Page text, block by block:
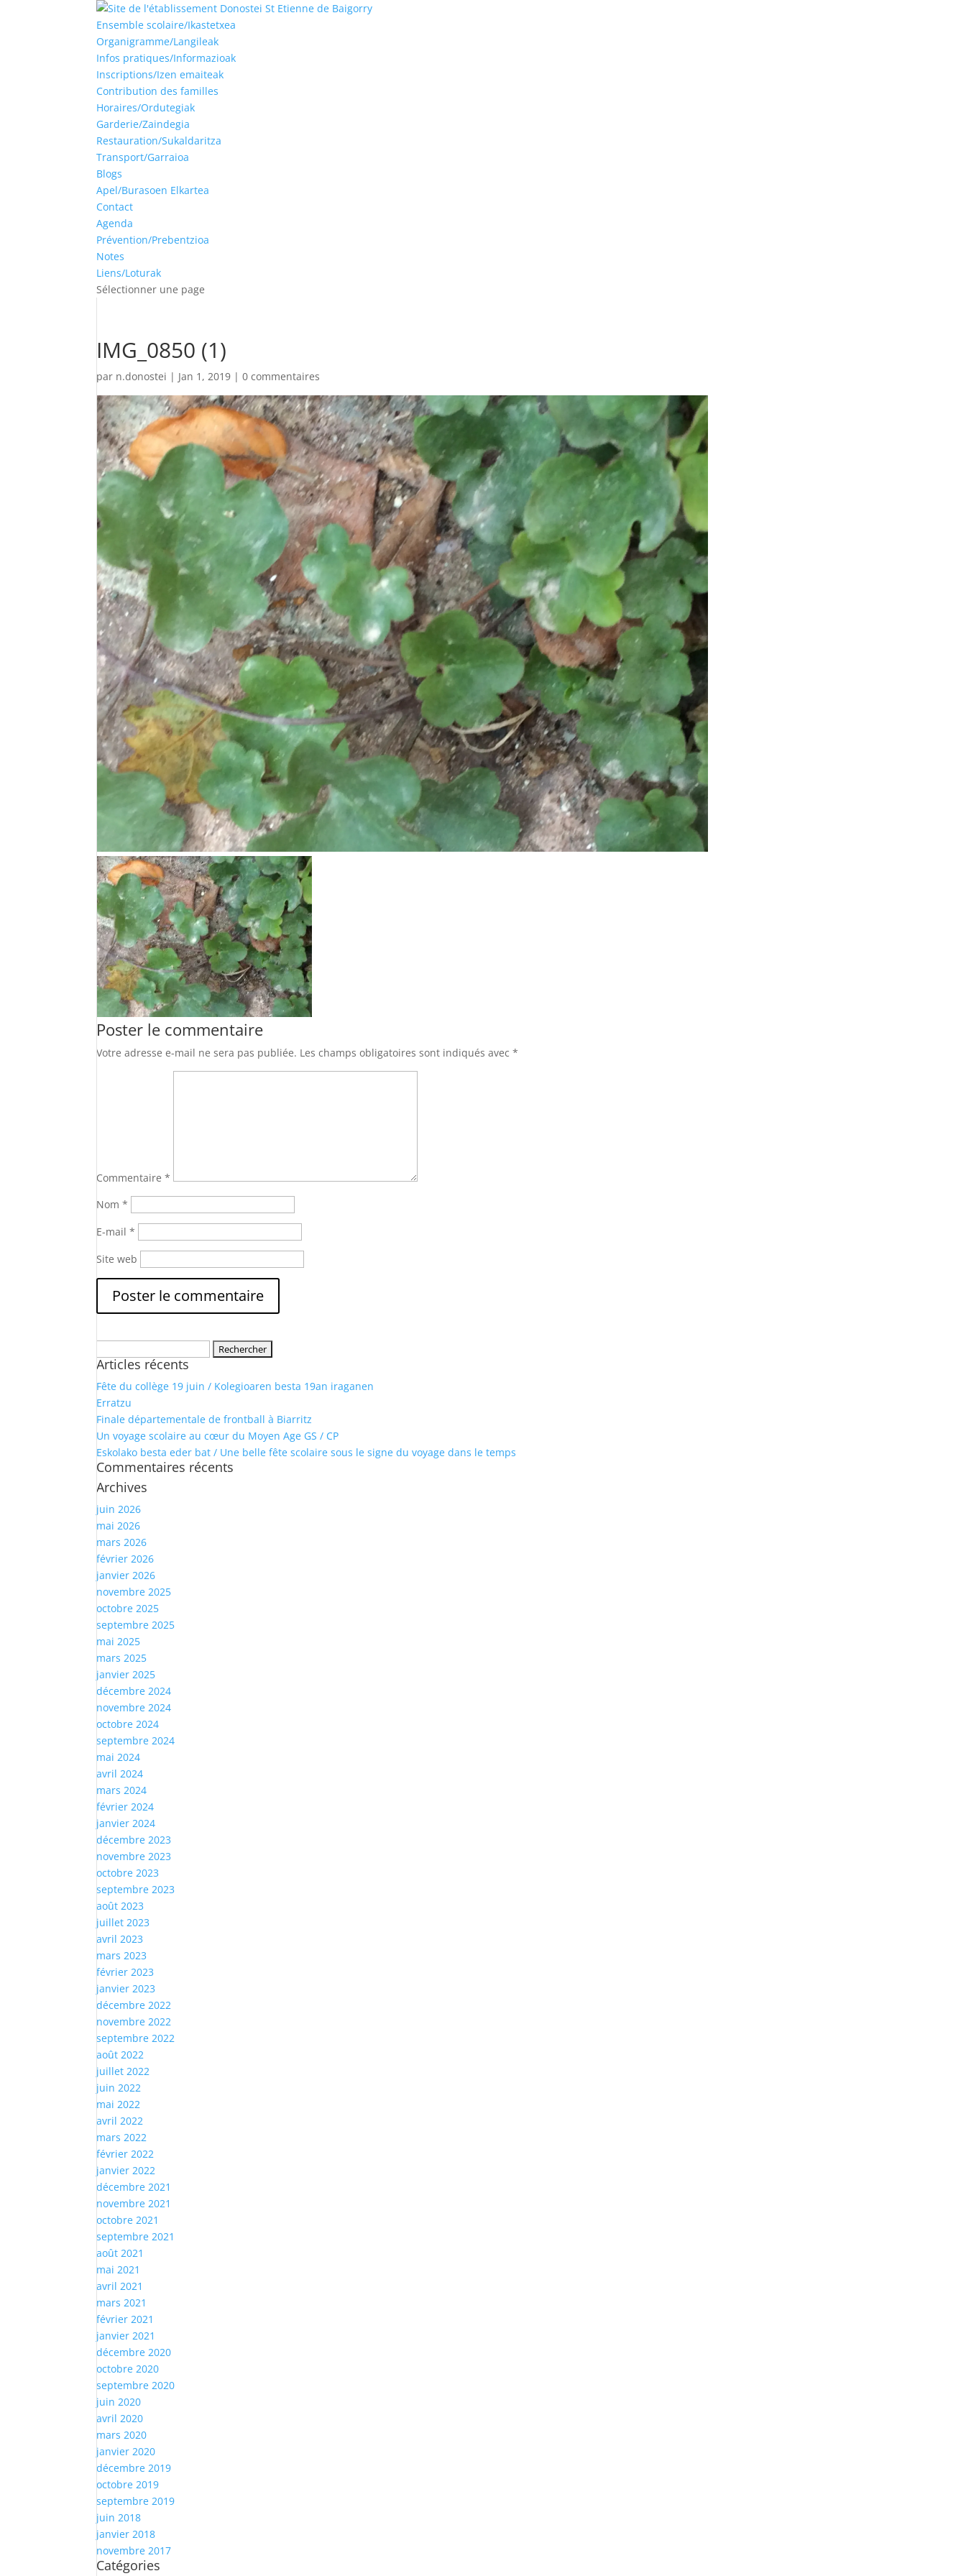
Ensemble scolaire/Ikastetxea
Organigramme/Langileak
Infos pratiques/Informazioak
Inscriptions/Izen emaiteak
Contribution des familles
Horaires/Ordutegiak
Garderie/Zaindegia
Restauration/Sukaldaritza
Transport/Garraioa
Blogs
Apel/Burasoen Elkartea
Contact
Agenda
Prévention/Prebentzioa
Notes
Liens/Loturak
Sélectionner une page
IMG_0850 (1)
par n.donostei | Jan 1, 2019 |0 commentaires
Poster le commentaire
Votre adresse e-mail ne sera pas publiée. Les champs obligatoires sont indiqués avec*
Commentaire*
Nom*
E-mail*
Site web
Articles récents
Fête du collège 19 juin / Kolegioaren besta 19an iraganen
Erratzu
Finale départementale de frontball à Biarritz
Un voyage scolaire au cœur du Moyen Age GS / CP
Eskolako besta eder bat / Une belle fête scolaire sous le signe du voyage dans le temps
Commentaires récents
Archives
juin 2026
mai 2026
mars 2026
février 2026
janvier 2026
novembre 2025
octobre 2025
septembre 2025
mai 2025
mars 2025
janvier 2025
décembre 2024
novembre 2024
octobre 2024
septembre 2024
mai 2024
avril 2024
mars 2024
février 2024
janvier 2024
décembre 2023
novembre 2023
octobre 2023
septembre 2023
août 2023
juillet 2023
avril 2023
mars 2023
février 2023
janvier 2023
décembre 2022
novembre 2022
septembre 2022
août 2022
juillet 2022
juin 2022
mai 2022
avril 2022
mars 2022
février 2022
janvier 2022
décembre 2021
novembre 2021
octobre 2021
septembre 2021
août 2021
mai 2021
avril 2021
mars 2021
février 2021
janvier 2021
décembre 2020
octobre 2020
septembre 2020
juin 2020
avril 2020
mars 2020
janvier 2020
décembre 2019
octobre 2019
septembre 2019
juin 2018
janvier 2018
novembre 2017
Catégories